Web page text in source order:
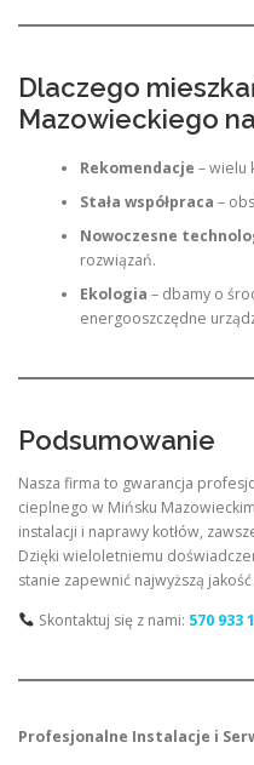
Dlaczego
Mazowieckiego
Rekomendacje – wielu
Stała współpraca –
Nowoczesne
rozwiązań.
Ekologia – dbamy o
energooszczędne
Podsumowanie
Nasza firma to gwarancja
cieplnego w Mińsku
instalacji i naprawy kotłów,
Dzięki wieloletniemu
stanie zapewnić najwyższą jakość
Skontaktuj się z nami: 570 933
Profesjonalne Instalacje i